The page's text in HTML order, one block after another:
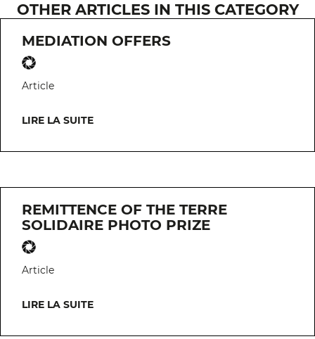
OTHER ARTICLES IN THIS CATEGORY
MEDIATION OFFERS
Article
LIRE LA SUITE
REMITTENCE OF THE TERRE
SOLIDAIRE PHOTO PRIZE
Article
LIRE LA SUITE